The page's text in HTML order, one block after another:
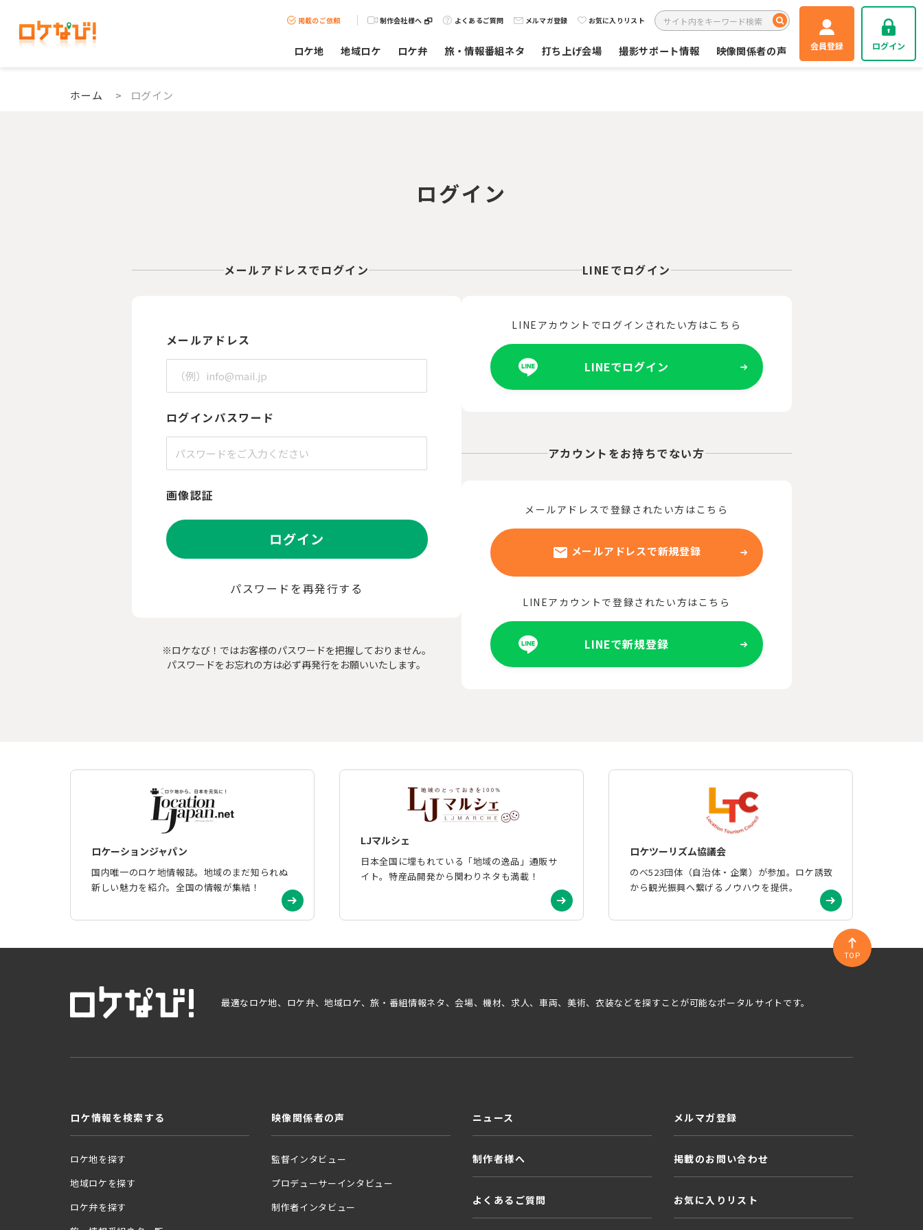
掲載のご依頼 制作会社様へ よくあるご質問 メルマガ登録 お気に入りリスト
ロケ地 地域ロケ ロケ弁 旅・情報番組ネタ 打ち上げ会場 撮影サポート情報 映像関係者の声 会員登録 ログイン
ホーム > ログイン
ログイン
メールアドレスでログイン
メールアドレス
ログインパスワード
画像認証
ログイン
パスワードを再発行する
※ロケなび！ではお客様のパスワードを把握しておりません。
パスワードをお忘れの方は必ず再発行をお願いいたします。
LINEでログイン
LINEアカウントでログインされたい方はこちら
LINEでログイン
アカウントをお持ちでない方
メールアドレスで登録されたい方はこちら
メールアドレスで新規登録
LINEアカウントで登録されたい方はこちら
LINEで新規登録
ロケーションジャパン
国内唯一のロケ地情報誌。地域のまだ知られぬ
新しい魅力を紹介。全国の情報が集結！
LJマルシェ
日本全国に埋もれている「地域の逸品」通販サ
イト。特産品開発から関わりネタも満載！
ロケツーリズム協議会
のべ523団体（自治体・企業）が参加。ロケ誘致
から観光振興へ繋げるノウハウを提供。
TOP
最適なロケ地、ロケ弁、地域ロケ、旅・番組情報ネタ、会場、機材、求人、車両、美術、衣装などを探すことが可能なポータルサイトです。
ロケ情報を検索する
ロケ地を探す
地域ロケを探す
ロケ弁を探す
映像関係者の声
監督インタビュー
プロデューサーインタビュー
制作者インタビュー
ニュース
制作者様へ
よくあるご質問
メルマガ登録
掲載のお問い合わせ
お気に入りリスト